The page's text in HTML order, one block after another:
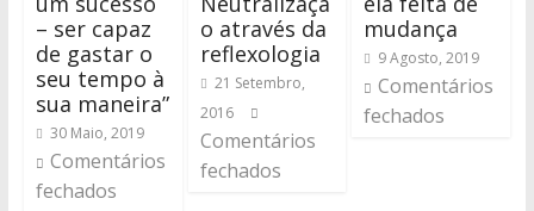
– ser capaz
de gastar o
seu tempo à
sua maneira”
30 Maio, 2019
Comentários
fechados
o através da
reflexologia
21 Setembro,
2016
Comentários
fechados
mudança
9 Agosto, 2019
Comentários
fechados